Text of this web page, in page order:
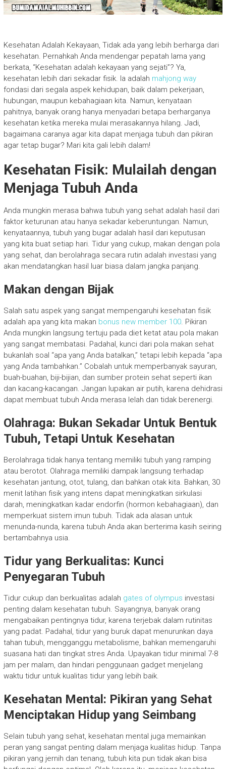
Kesehatan Adalah Kekayaan, Tidak ada yang lebih berharga dari
kesehatan. Pernahkah Anda mendengar pepatah lama yang
berkata, “Kesehatan adalah kekayaan yang sejati”? Ya,
kesehatan lebih dari sekadar fisik. Ia adalah mahjong way
fondasi dari segala aspek kehidupan, baik dalam pekerjaan,
hubungan, maupun kebahagiaan kita. Namun, kenyataan
pahitnya, banyak orang hanya menyadari betapa berharganya
kesehatan ketika mereka mulai merasakannya hilang. Jadi,
bagaimana caranya agar kita dapat menjaga tubuh dan pikiran
agar tetap bugar? Mari kita gali lebih dalam!
Kesehatan Fisik: Mulailah dengan
Menjaga Tubuh Anda
Anda mungkin merasa bahwa tubuh yang sehat adalah hasil dari
faktor keturunan atau hanya sekadar keberuntungan. Namun,
kenyataannya, tubuh yang bugar adalah hasil dari keputusan
yang kita buat setiap hari. Tidur yang cukup, makan dengan pola
yang sehat, dan berolahraga secara rutin adalah investasi yang
akan mendatangkan hasil luar biasa dalam jangka panjang.
Makan dengan Bijak
Salah satu aspek yang sangat mempengaruhi kesehatan fisik
adalah apa yang kita makan bonus new member 100. Pikiran
Anda mungkin langsung tertuju pada diet ketat atau pola makan
yang sangat membatasi. Padahal, kunci dari pola makan sehat
bukanlah soal “apa yang Anda batalkan,” tetapi lebih kepada “apa
yang Anda tambahkan.” Cobalah untuk memperbanyak sayuran,
buah-buahan, biji-bijian, dan sumber protein sehat seperti ikan
dan kacang-kacangan. Jangan lupakan air putih, karena dehidrasi
dapat membuat tubuh Anda merasa lelah dan tidak berenergi.
Olahraga: Bukan Sekadar Untuk Bentuk
Tubuh, Tetapi Untuk Kesehatan
Berolahraga tidak hanya tentang memiliki tubuh yang ramping
atau berotot. Olahraga memiliki dampak langsung terhadap
kesehatan jantung, otot, tulang, dan bahkan otak kita. Bahkan, 30
menit latihan fisik yang intens dapat meningkatkan sirkulasi
darah, meningkatkan kadar endorfin (hormon kebahagiaan), dan
memperkuat sistem imun tubuh. Tidak ada alasan untuk
menunda-nunda, karena tubuh Anda akan berterima kasih seiring
bertambahnya usia.
Tidur yang Berkualitas: Kunci
Penyegaran Tubuh
Tidur cukup dan berkualitas adalah gates of olympus investasi
penting dalam kesehatan tubuh. Sayangnya, banyak orang
mengabaikan pentingnya tidur, karena terjebak dalam rutinitas
yang padat. Padahal, tidur yang buruk dapat menurunkan daya
tahan tubuh, mengganggu metabolisme, bahkan memengaruhi
suasana hati dan tingkat stres Anda. Upayakan tidur minimal 7-8
jam per malam, dan hindari penggunaan gadget menjelang
waktu tidur untuk kualitas tidur yang lebih baik.
Kesehatan Mental: Pikiran yang Sehat
Menciptakan Hidup yang Seimbang
Selain tubuh yang sehat, kesehatan mental juga memainkan
peran yang sangat penting dalam menjaga kualitas hidup. Tanpa
pikiran yang jernih dan tenang, tubuh kita pun tidak akan bisa